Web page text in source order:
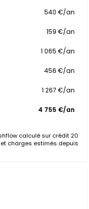
540 €/an
159 €/an
1 065 €/an
456 €/an
1 267 €/an
4 755 €/an
calculé sur crédit 20
et charges estimés depuis